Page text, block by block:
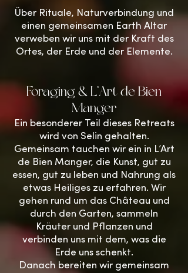
Über Rituale, Naturverbindung und
einen gemeinsamen Earth Altar
verweben wir uns mit der Kraft des
Ortes, der Erde und der Elemente.
Foraging & L’Art de Bien
Manger
Ein besonderer Teil dieses Retreats
wird von Selin gehalten.
Gemeinsam tauchen wir ein in L’Art
de Bien Manger, die Kunst, gut zu
essen, gut zu leben und Nahrung als
etwas Heiliges zu erfahren. Wir
gehen rund um das Château und
durch den Garten, sammeln
Kräuter und Pflanzen und
verbinden uns mit dem, was die
Erde uns schenkt.
Danach bereiten wir gemeinsam